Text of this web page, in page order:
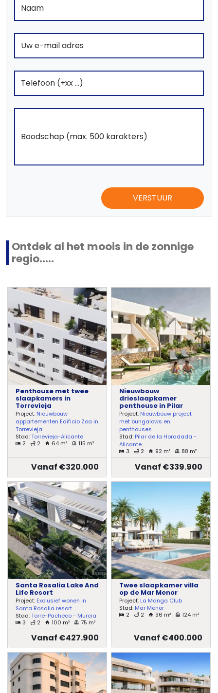
VERSTUUR
Ontdek al het moois in de zonnige
regio.....
Penthouse met twee
slaapkamers in
Torrevieja
Project: Nieuwbouw
appartementen Edificio Zoa in
Torrevieja
Stad:Torrevieja-Alicante
2
2 64 m² 115 m²
Vanaf €320.000
Nieuwbouw
drieslaapkamer
penthouse in Pilar
Project: Nieuwbouw project
met bungalows en
penthouses
Stad: Pilar de la Horadada -
Alicante
3
2 92 m² 88 m²
Vanaf €339.900
Santa Rosalia Lake And
Life Resort
Project: Exclusief wonen in
Santa Rosalia resort
Stad:Torre-Pacheco - Murcia
3
2 100 m² 75 m²
Vanaf €427.900
Twee slaapkamer villa
op de Mar Menor
Project: La Manga Club
Stad: Mar Menor
2
2 96 m² 124 m²
Vanaf €400.000